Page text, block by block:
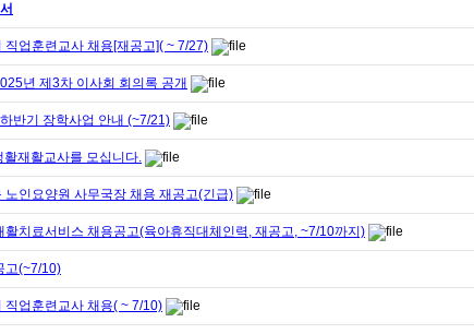
직업훈련교사 채용[재공고]( ~ 7/27)
년 제3차 이사회 회의록 공개
반기 장학사업 안내 (~7/21)
재활교사를 모십니다.
노인요양원 사무국장 채용 재공고(긴급)
활치료서비스 채용공고(육아휴직대체인력, 재공고, ~7/10까지)
고(~7/10)
직업훈련교사 채용( ~ 7/10)